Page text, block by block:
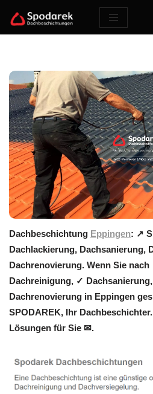
Zum
Dachbeschichtung Eppingen: ↗️
Dachlackierung, Dachsanierung,
Dachrenovierung. Wenn Sie
Dachreinigung, ✓
Dachrenovierung in Eppingen
SPODAREK, Ihr
Lösungen für Sie ✉.